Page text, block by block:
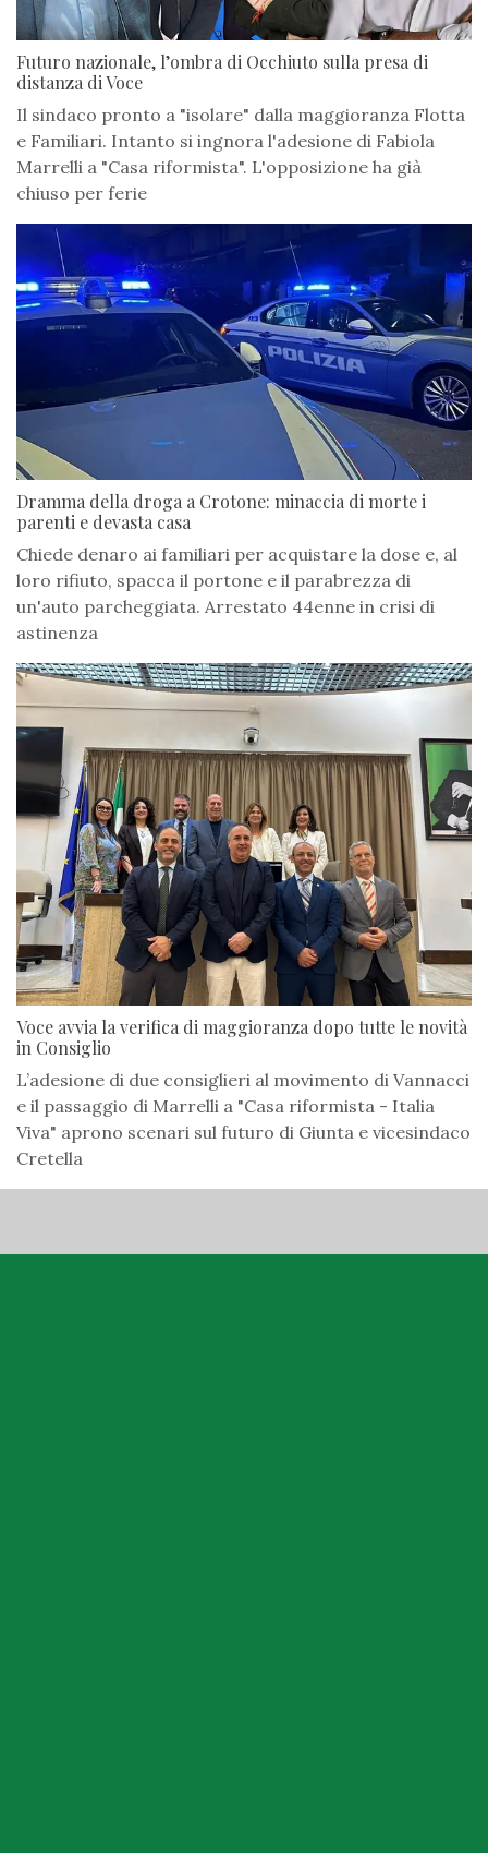
Futuro nazionale, l’ombra di Occhiuto sulla presa di
distanza di Voce
Il sindaco pronto a "isolare" dalla maggioranza Flotta
e Familiari. Intanto si ingnora l'adesione di Fabiola
Marrelli a "Casa riformista". L'opposizione ha già
chiuso per ferie
Dramma della droga a Crotone: minaccia di morte i
parenti e devasta casa
Chiede denaro ai familiari per acquistare la dose e, al
loro rifiuto, spacca il portone e il parabrezza di
un'auto parcheggiata. Arrestato 44enne in crisi di
astinenza
Voce avvia la verifica di maggioranza dopo tutte le novità
in Consiglio
L’adesione di due consiglieri al movimento di Vannacci
e il passaggio di Marrelli a "Casa riformista - Italia
Viva" aprono scenari sul futuro di Giunta e vicesindaco
Cretella